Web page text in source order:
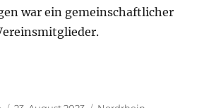
war ein gemeinschaftlicher
Sperrung aufgehoben: